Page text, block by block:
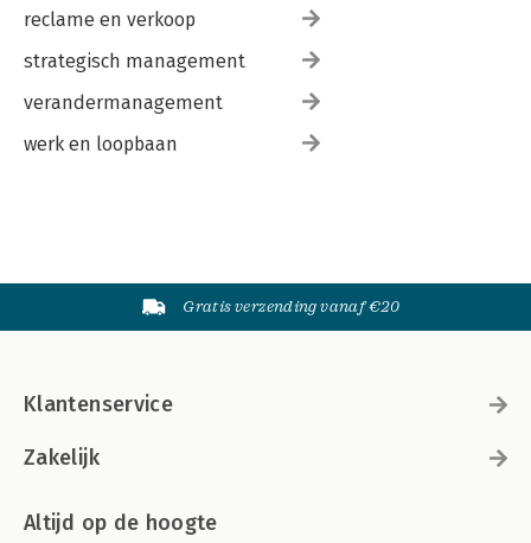
reclame en verkoop
strategisch management
verandermanagement
werk en loopbaan
Gratis verzending vanaf €20
Klantenservice
Zakelijk
Altijd op de hoogte